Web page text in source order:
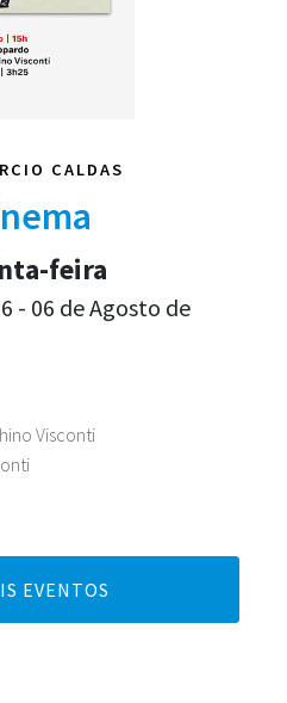
CALDAS
Visconti
feira
- 06 de Agosto de
EVENTOS